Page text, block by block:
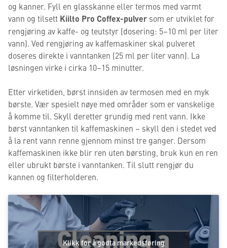
og kanner. Fyll en glasskanne eller termos med varmt
vann og tilsett Kiilto Pro Coffex-pulver som er utviklet for
rengjøring av kaffe- og teutstyr (dosering: 5–10 ml per liter
vann). Ved rengjøring av kaffemaskiner skal pulveret
doseres direkte i vanntanken (25 ml per liter vann). La
løsningen virke i cirka 10–15 minutter.
Etter virketiden, børst innsiden av termosen med en myk
børste. Vær spesielt nøye med områder som er vanskelige
å komme til. Skyll deretter grundig med rent vann. Ikke
børst vanntanken til kaffemaskinen – skyll den i stedet ved
å la rent vann renne gjennom minst tre ganger. Dersom
kaffemaskinen ikke blir ren uten børsting, bruk kun en ren
eller ubrukt børste i vanntanken. Til slutt rengjør du
kannen og filterholderen.
Klikk for å godta markedsføring